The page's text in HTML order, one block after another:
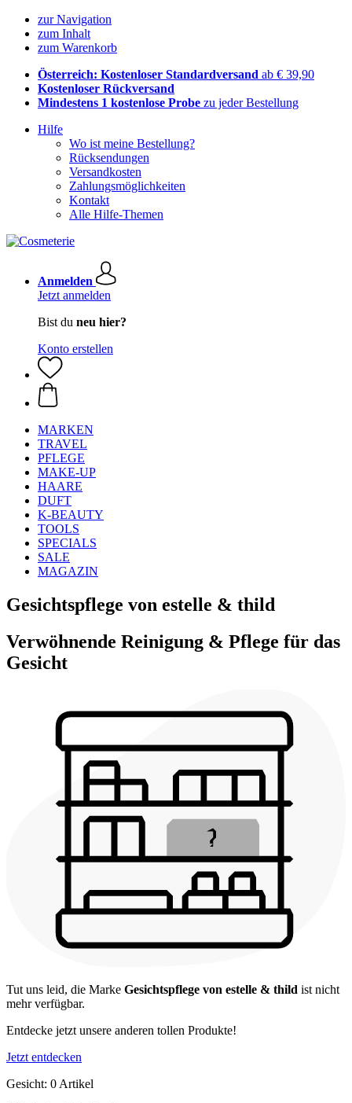
zur Navigation
zum Inhalt
zum Warenkorb
Österreich: Kostenloser Standardversand ab € 39,90
Kostenloser Rückversand
Mindestens 1 kostenlose Probe zu jeder Bestellung
Hilfe
Wo ist meine Bestellung?
Rücksendungen
Versandkosten
Zahlungsmöglichkeiten
Kontakt
Alle Hilfe-Themen
Anmelden
Jetzt anmelden
Bist du neu hier?
Konto erstellen
MARKEN
TRAVEL
PFLEGE
MAKE-UP
HAARE
DUFT
K-BEAUTY
TOOLS
SPECIALS
SALE
MAGAZIN
Gesichtspflege von estelle & thild
Verwöhnende Reinigung & Pflege für das
Gesicht
Tut uns leid, die Marke Gesichtspflege von estelle & thild ist nicht
mehr verfügbar.
Entdecke jetzt unsere anderen tollen Produkte!
Jetzt entdecken
Gesicht: 0 Artikel